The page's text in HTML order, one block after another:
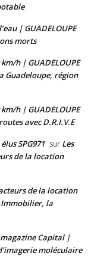
| GUADELOUPE
morts
h | GUADELOUPE
Guadeloupe, région
h | GUADELOUPE
avec D.R.I.V.E
SPG971 sur Les
de la location
de la location
la
Capital |
moléculaire